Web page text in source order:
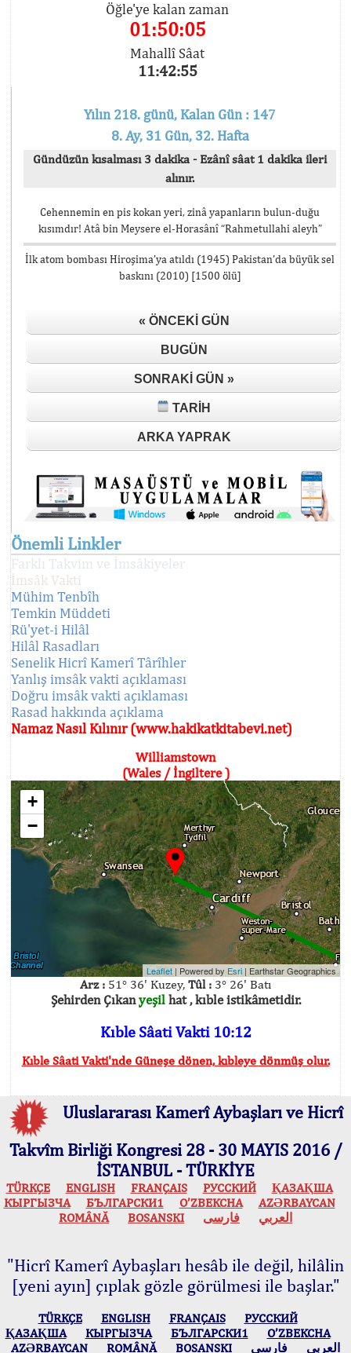
Öğle'ye kalan zaman
01:50:05
Mahallî Sâat
11:42:55
Yılın 218. günü, Kalan Gün : 147
8. Ay, 31 Gün, 32. Hafta
Gündüzün kısalması 3 dakika - Ezânî sâat 1 dakika ileri
alınır.
Cehennemin en pis kokan yeri, zinâ yapanların bulun-duğu
kısımdır! Atâ bin Meysere el-Horasânî “Rahmetullahi aleyh”
İlk atom bombası Hiroşima’ya atıldı (1945) Pakistan’da büyük sel
baskını (2010) [1500 ölü]
« ÖNCEKI GÜN
BUGÜN
SONRAKI GÜN »
TARIH
ARKA YAPRAK
Önemli Linkler
Farklı Takvim ve İmsâkiyeler
İmsâk Vakti
Mühim Tenbîh
Temkin Müddeti
Rü'yet-i Hilâl
Hilâl Rasadları
Senelik Hicrî Kamerî Târîhler
Yanlış imsâk vakti açıklaması
Doğru imsâk vakti açıklaması
Rasad hakkında açıklama
Namaz Nasıl Kılınır (www.hakikatkitabevi.net)
Williamstown
(Wales / İngiltere )
+
−
Leaflet | Powered by Esri | Earthstar Geographics
Arz : 51° 36' Kuzey, Tûl : 3° 26' Batı
Şehirden Çıkanyeşilhat , kıble istikâmetidir.
Kıble Sâati Vakti 10:12
Kıble Sâati Vakti'nde Güneşe dönen, kıbleye dönmüş olur.
Uluslararası Kamerî Aybaşları ve Hicrî
Takvîm Birliği Kongresi 28 - 30 MAYIS 2016 /
İSTANBUL - TÜRKİYE
TÜRKÇE ENGLISH FRANÇAIS РУССКИЙ
ҚАЗАҚША
КЫPГЫЗЧA
БЪЛГАРСКИ1 O’ZBEKCHA
AZӘRBAYCAN
ROMÂNĂ
BOSANSKI العربي فارسی
"Hicrî Kamerî Aybaşları hesâb ile değil, hilâlin
[yeni ayın] çıplak gözle görülmesi ile başlar."
TÜRKÇE ENGLISH FRANÇAIS
РУССКИЙ
ҚАЗАҚША
КЫPГЫЗЧA БЪЛГАРСКИ1
O’ZBEKCHA
AZӘRBAYCAN
ROMÂNĂ BOSANSKI العربي فارسی